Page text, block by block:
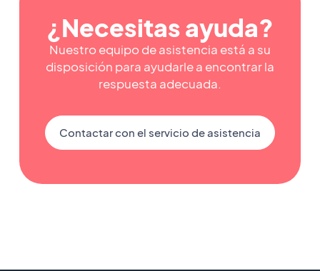
¿Necesitas ayuda?
Nuestro equipo de asistencia está a su
disposición para ayudarle a encontrar la
respuesta adecuada.
Contactar con el servicio de asistencia